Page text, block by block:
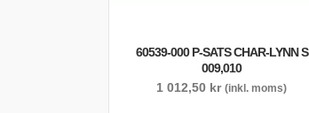
60539-000 P-SATS CHAR-LYNN S
009,010
1 012,50 kr (inkl. moms)